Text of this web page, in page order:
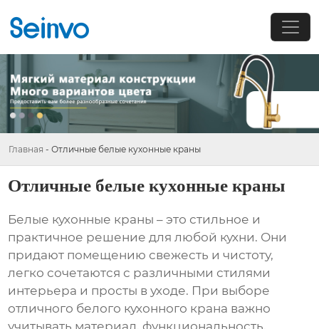
Главная - Отличные белые кухонные краны
Отличные белые кухонные краны
Белые кухонные краны – это стильное и
практичное решение для любой кухни. Они
придают помещению свежесть и чистоту,
легко сочетаются с различными стилями
интерьера и просты в уходе. При выборе
отличного белого кухонного крана важно